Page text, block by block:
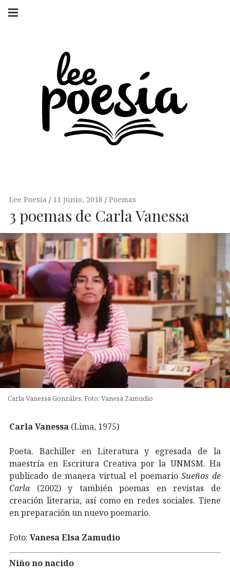
Skip
navigation
Lee Poesía 11 junio, 2018 Poemas
3 poemas de Carla Vanessa
Carla Vanessa Gonzáles. Foto: Vanesa Zamudio
Carla Vanessa (Lima, 1975)
Poeta. Bachiller en Literatura y egresada de la
maestría en Escritura Creativa por la UNMSM. Ha
publicado de manera virtual el poemarioSueños de
Carla (2002) y también poemas en revistas de
creación literaria, así como en redes sociales. Tiene
en preparación un nuevo poemario.
Foto: Vanesa Elsa Zamudio
Niño no nacido